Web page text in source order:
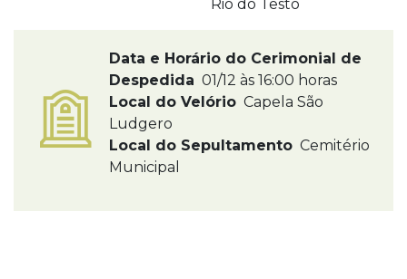
Rio do Testo
Data e Horário do Cerimonial de
Despedida 01/12 às 16:00 horas
Local do Velório Capela São
Ludgero
Local do Sepultamento Cemitério
Municipal